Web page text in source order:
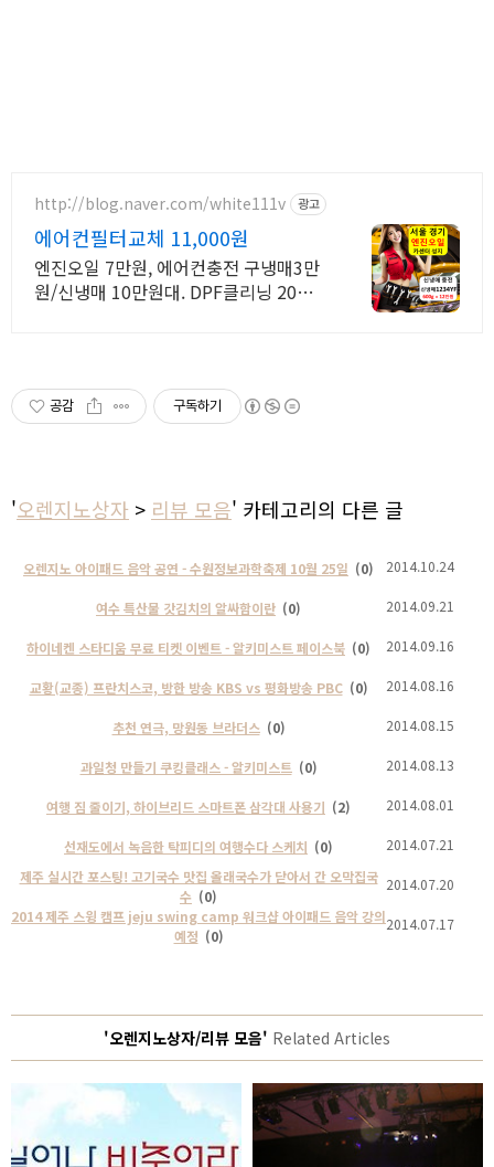
http://blog.naver.com/white111v 광고
에어컨필터교체 11,000원
엔진오일 7만원, 에어컨충전 구냉매3만
원/신냉매 10만원대. DPF클리닝 20만
공감 구독하기
'오렌지노상자 > 리뷰 모음' 카테고리의 다른 글
오렌지노 아이패드 음악 공연 - 수원정보과학축제 10월 25일 (0) 2014.10.24
여수 특산물 갓김치의 알싸함이란 (0) 2014.09.21
하이네켄 스타디움 무료 티켓 이벤트 - 알키미스트 페이스북 (0) 2014.09.16
교황(교종) 프란치스코, 방한 방송 KBS vs 평화방송 PBC (0) 2014.08.16
추천 연극, 망원동 브라더스 (0) 2014.08.15
과일청 만들기 쿠킹클래스 - 알키미스트 (0) 2014.08.13
여행 짐 줄이기, 하이브리드 스마트폰 삼각대 사용기 (2) 2014.08.01
선재도에서 녹음한 탁피디의 여행수다 스케치 (0)
2014.07.21
제주 실시간 포스팅! 고기국수 맛집 올래국수가 닫아서 간 오막집국
수 (0)
2014.07.20
2014 제주 스윙 캠프 jeju swing camp 워크샵 아이패드 음악 강의
예정 (0)
2014.07.17
'오렌지노상자/리뷰 모음' Related Articles